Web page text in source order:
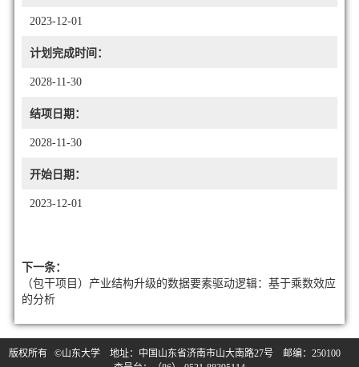
2023-12-01
计划完成时间：
2028-11-30
结项日期：
2028-11-30
开始日期：
2023-12-01
下一条：
（包干项目）产业结构升级的数据要素驱动逻辑：基于乘数效应
的分析
版权所有 ©山东大学 地址：中国山东省济南市山大南路27号 邮编：250100